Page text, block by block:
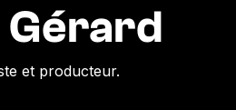
Gérard
et producteur.